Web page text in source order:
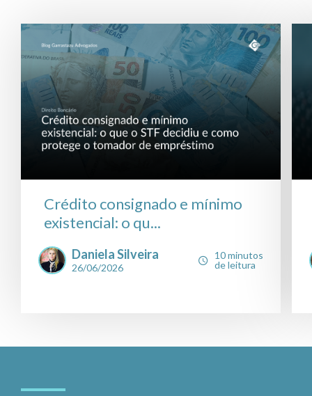
Crédito consignado e mínimo
existencial: o qu...
Daniela Silveira
26/06/2026
10 minutos
de leitura